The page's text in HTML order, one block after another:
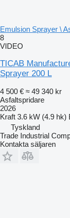
Emulsion Sprayer \
8
VIDEO
TICAB
Sprayer 200 L
4 500 € ≈ 49 340 kr
Asfaltspridare
2026
Kraft 3.6 kW (4.9 hk)
Tyskland
Trade Industrial
Kontakta säljaren